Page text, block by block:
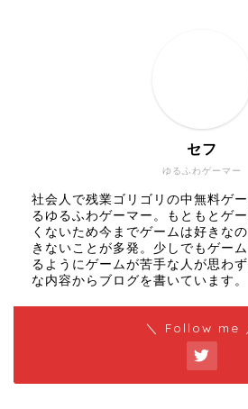
ゆるふわゲーマー
セフ
社会人で残業ゴリゴリの中無料ゲ
るゆるふわゲーマー。もともとゲ
くないため今までゲームは好きな
きないことが多発。少しでもゲー
るようにゲームが苦手な人が思わ
な内容からブログを書いています。
＼ Follow me